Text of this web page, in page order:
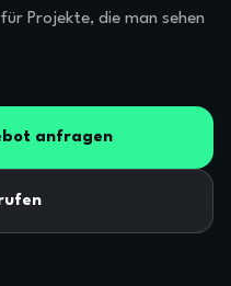
Projekte, die man sehen
anfragen